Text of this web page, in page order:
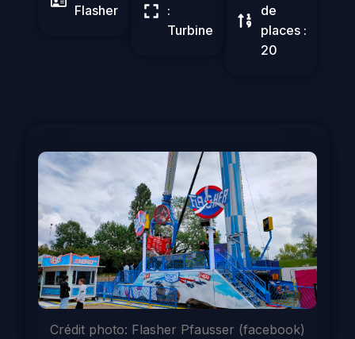
Flasher
:
Turbine
de
places :
20
Crédit photo: Flasher Pfausser (facebook)